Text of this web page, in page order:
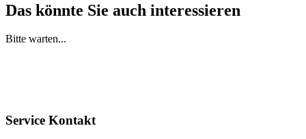
Das könnte Sie auch interessieren
Bitte warten...
Service Kontakt